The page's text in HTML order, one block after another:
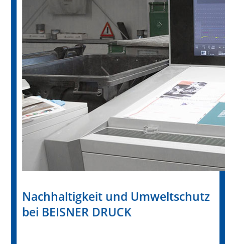
Nachhaltigkeit und Umweltschutz
bei BEISNER DRUCK